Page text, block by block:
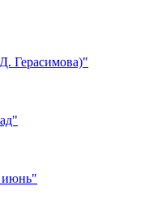
Герасимова)"
июнь"